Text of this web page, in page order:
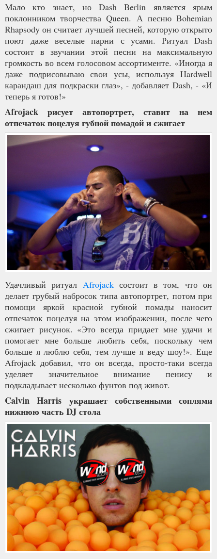
Мало кто знает, но Dash Berlin является ярым
поклонником творчества Queen. А песню Bohemian
Rhapsody он считает лучшей песней, которую открыто
поют даже веселые парни с усами. Ритуал Dash
состоит в звучании этой песни на максимальную
громкость во всем голосовом ассортименте. «Иногда я
даже подрисовываю свои усы, используя Hardwell
карандаш для подкраски глаз», - добавляет Dash, - «И
теперь я готов!»
Afrojack рисует автопортрет, ставит на нем
отпечаток поцелуя губной помадой и сжигает
Удачливый ритуал Afrojackсостоит в том, что он
делает грубый набросок типа автопортрет, потом при
помощи яркой красной губной помады наносит
отпечаток поцелуя на этом изображении, после чего
сжигает рисунок. «Это всегда придает мне удачи и
помогает мне больше любить себя, поскольку чем
больше я люблю себя, тем лучше я веду шоу!». Еще
Afrojack добавил, что он всегда, просто-таки всегда
уделяет значительное внимание пенису и
подкладывает несколько фунтов под живот.
Calvin Harris украшает собственными соплями
нижнюю часть DJ стола